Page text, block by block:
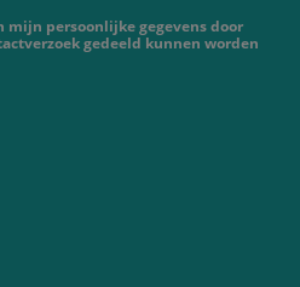
mijn persoonlijke gegevens door
gedeeld kunnen worden